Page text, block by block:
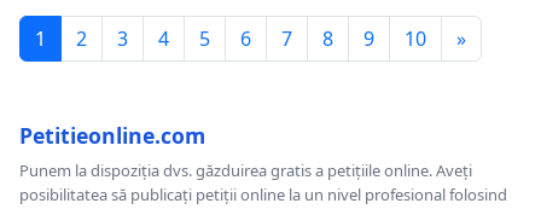
1 2 3 4 5 6 7 8 9 10 »
Petitieonline.com
Punem la dispoziția dvs. găzduirea gratis a petițiile online. Aveți
posibilitatea să publicați petiții online la un nivel profesional folosind